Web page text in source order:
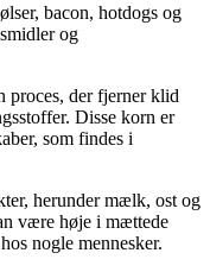
bacon, hotdogs og
og
proces, der fjerner klid
Disse korn er
som findes i
herunder mælk, ost og
være høje i mættede
nogle mennesker.